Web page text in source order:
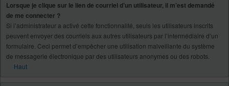
Lorsque je clique sur le lien de courriel d’un utilisateur, il m’est demandé
de me connecter ?
Si l’administrateur a activé cette fonctionnalité, seuls les utilisateurs inscrits
peuvent envoyer des courriels aux autres utilisateurs par l’intermédiaire d’un
formulaire. Ceci permet d’empêcher une utilisation malveillante du système
de messagerie électronique par des utilisateurs anonymes ou des robots.
Haut